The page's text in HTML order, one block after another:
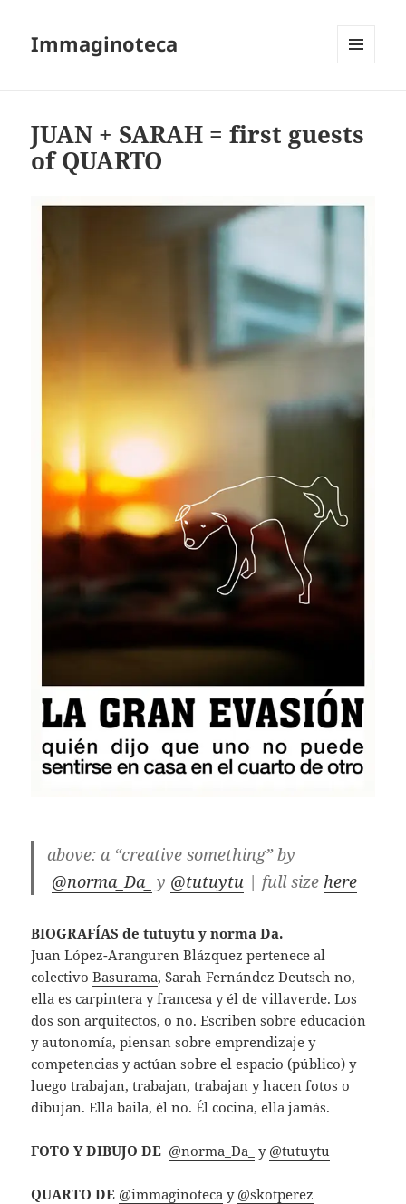
Immaginoteca
JUAN + SARAH = first guests
of QUARTO
above: a “creative something” by
@norma_Da_ y @tutuytu | full size here
BIOGRAFÍAS de tutuytu y norma Da.
Juan López-Aranguren Blázquez pertenece al
colectivoBasurama, Sarah Fernández Deutsch no,
ella es carpintera y francesa y él de villaverde. Los
dos son arquitectos, o no. Escriben sobre educación
y autonomía, piensan sobre emprendizaje y
competencias y actúan sobre el espacio (público) y
luego trabajan, trabajan, trabajan y hacen fotos o
dibujan. Ella baila, él no. Él cocina, ella jamás.
FOTO Y DIBUJO DE @norma_Da_ y @tutuytu
QUARTO DE @immaginoteca y @skotperez